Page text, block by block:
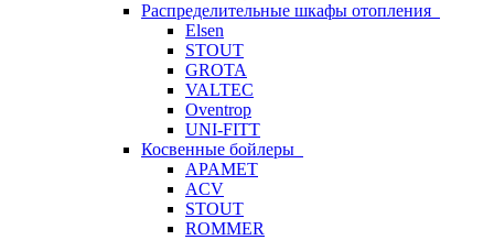
Распределительные шкафы отопления
Elsen
STOUT
GROTA
VALTEC
Oventrop
UNI-FITT
Косвенные бойлеры
APAMET
ACV
STOUT
ROMMER